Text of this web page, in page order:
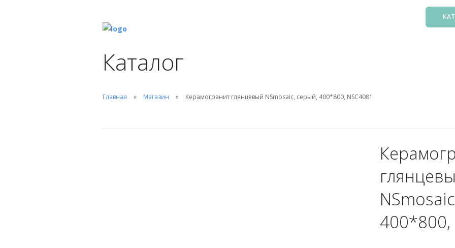
5.
Каталог
Главная Магазин Керамогранит глянцевый NSmosaic, серый, 400*800, NSC4081
400*800,